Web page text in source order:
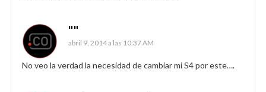
""
abril 9, 2014 a las 10:37 AM
No veo la verdad la necesidad de cambiar mi S4 por este….